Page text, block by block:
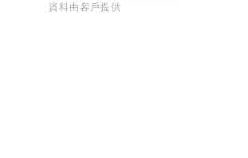
資料由客戶提供